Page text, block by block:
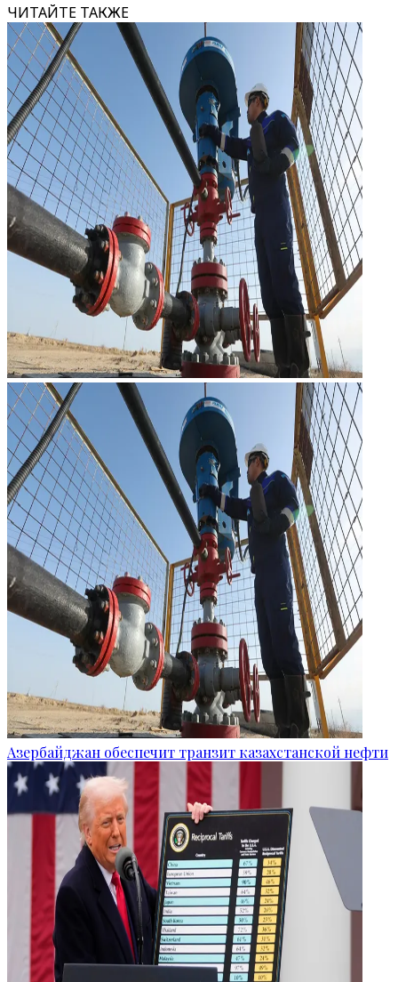
ЧИТАЙТЕ ТАКЖЕ
Азербайджан обеспечит транзит казахстанской нефти